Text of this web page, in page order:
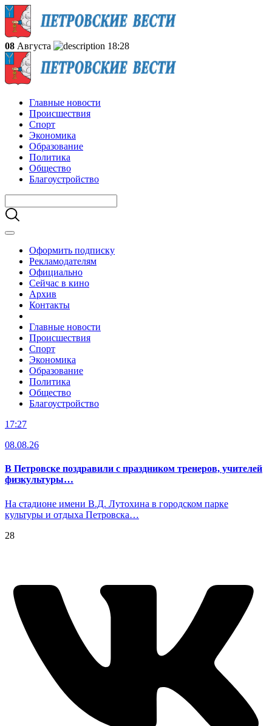
08 Августа 18:28
Главные новости
Происшествия
Спорт
Экономика
Образование
Политика
Общество
Благоустройство
Оформить подписку
Рекламодателям
Официально
Сейчас в кино
Архив
Контакты
Главные новости
Происшествия
Спорт
Экономика
Образование
Политика
Общество
Благоустройство
17:27
08.08.26
В Петровске поздравили с праздником тренеров, учителей
физкультуры…
На стадионе имени В.Д. Лутохина в городском парке
культуры и отдыха Петровска…
28